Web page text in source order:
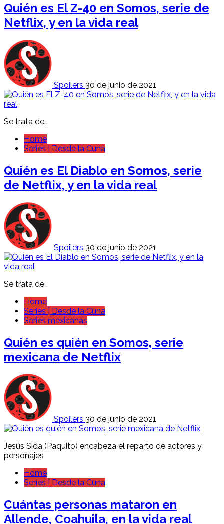
Quién es El Z-40 en Somos, serie de
Netflix, y en la vida real
Spoilers 30 de junio de 2021
Se trata de…
Home
Series | Desde la Cuna
Quién es El Diablo en Somos, serie
de Netflix, y en la vida real
Spoilers 30 de junio de 2021
Se trata de…
Home
Series | Desde la Cuna
Series mexicanas
Quién es quién en Somos, serie
mexicana de Netflix
Spoilers 30 de junio de 2021
Jesús Sida (Paquito) encabeza el reparto de actores y
personajes
Home
Series | Desde la Cuna
Cuántas personas mataron en
Allende, Coahuila, en la vida real